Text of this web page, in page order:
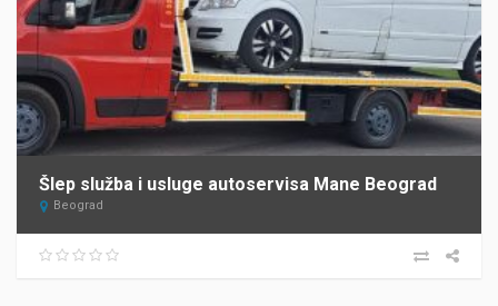
Šlep služba i usluge autoservisa Mane Beograd
Beograd